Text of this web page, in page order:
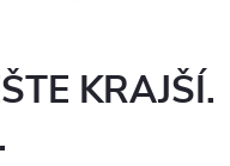
KRAJŠÍ.